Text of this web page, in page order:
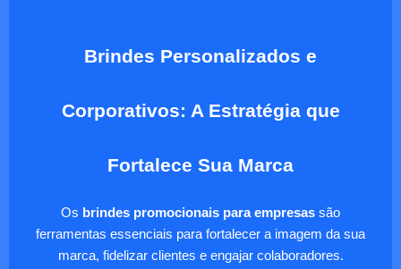
Brindes Personalizados e
Corporativos: A Estratégia que
Fortalece Sua Marca
Os brindes promocionais para empresas são
ferramentas essenciais para fortalecer a imagem da sua
marca, fidelizar clientes e engajar colaboradores.